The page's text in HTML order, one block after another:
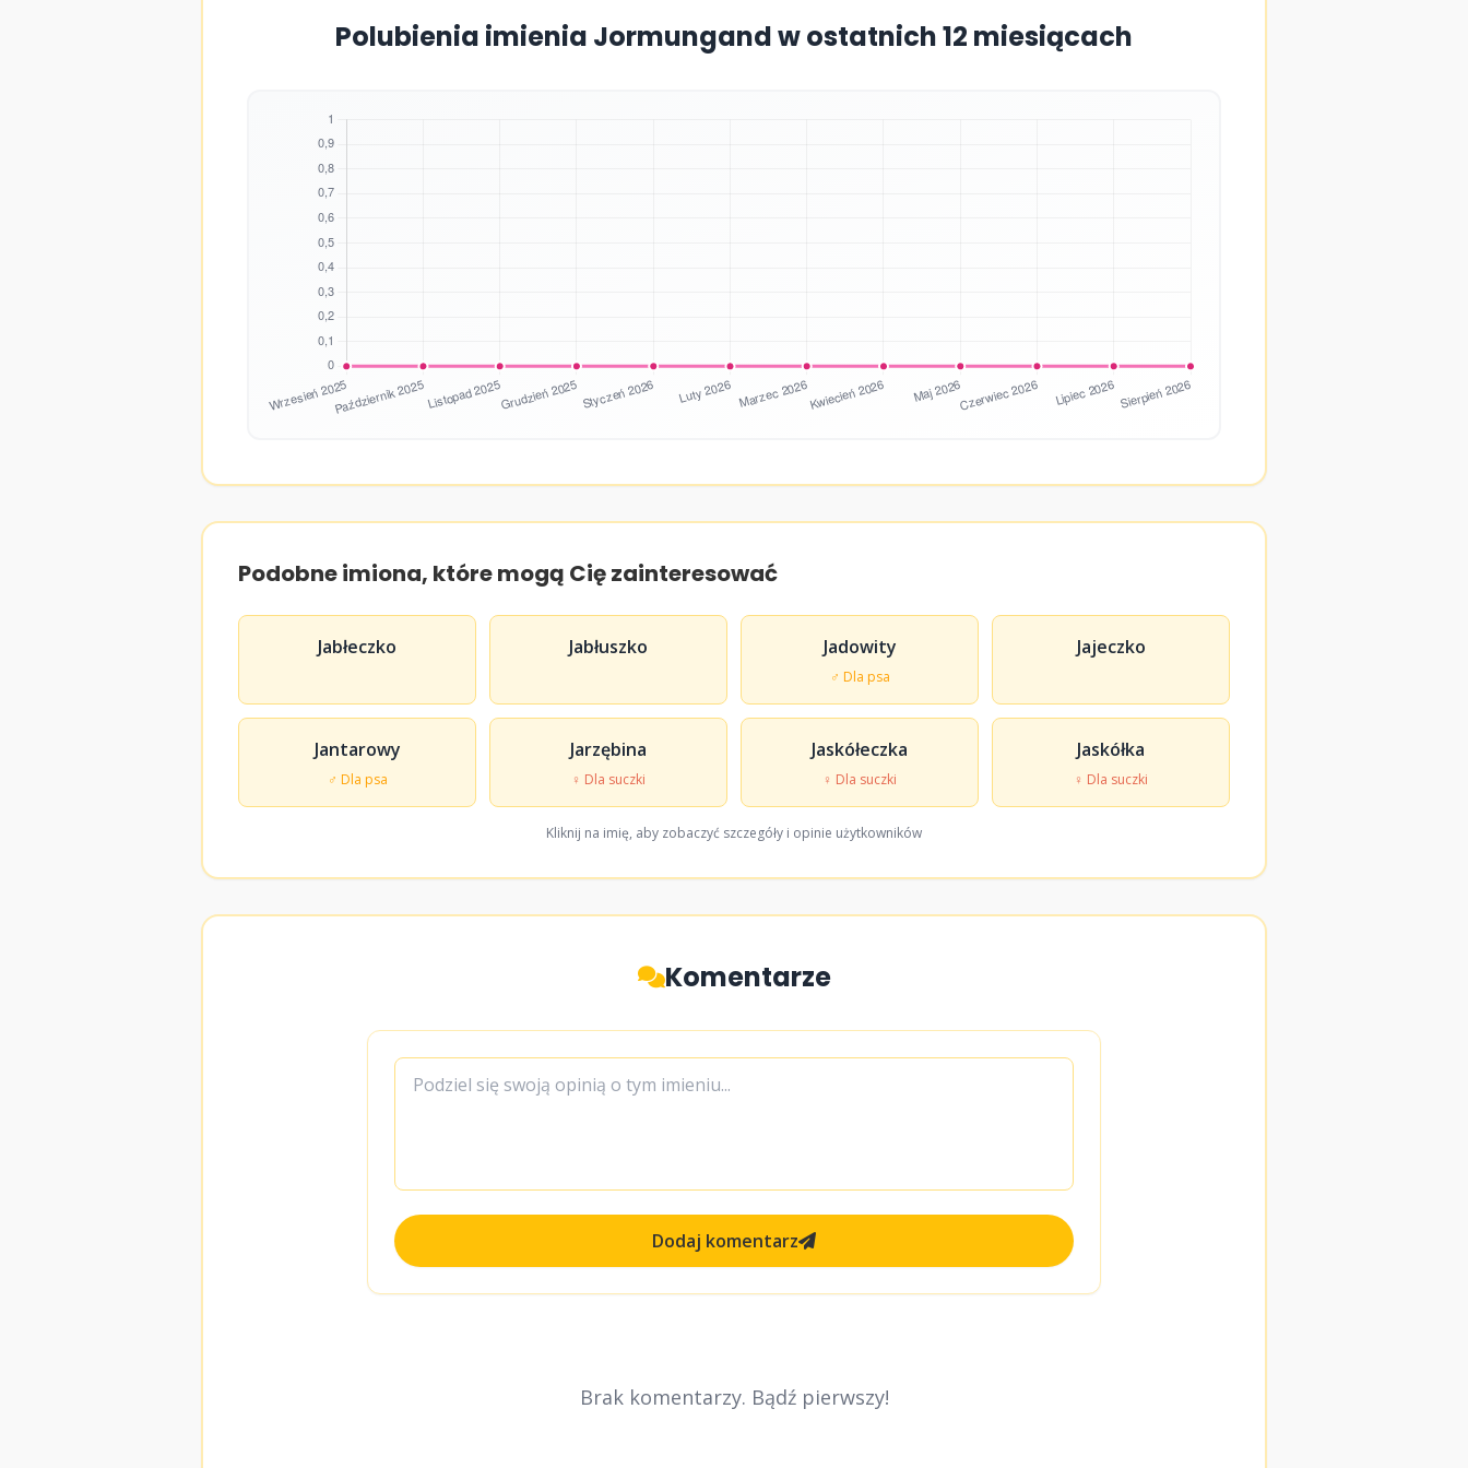
Polubienia imienia Jormungand w ostatnich 12 miesiącach
Podobne imiona, które mogą Cię zainteresować
Jabłeczko Jabłuszko Jadowity
♂ Dla psa
Jajeczko
Jantarowy
♂ Dla psa
Jarzębina
♀ Dla suczki
Jaskółeczka
♀ Dla suczki
Jaskółka
♀ Dla suczki
Kliknij na imię, aby zobaczyć szczegóły i opinie użytkowników
Komentarze
Dodaj komentarz
Brak komentarzy. Bądź pierwszy!